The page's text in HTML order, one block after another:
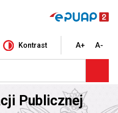
Kontrast A+ A-
Publicznej